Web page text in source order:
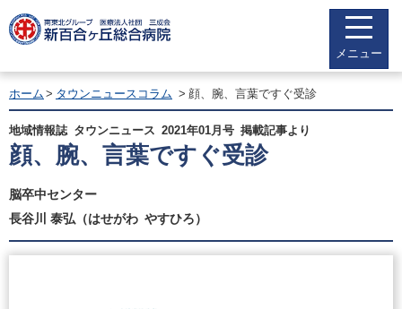
メニュー
ホーム タウンニュースコラム 顔、腕、言葉ですぐ受診
地域情報誌 タウンニュース 2021年01月号 掲載記事より
顔、腕、言葉ですぐ受診
脳卒中センター
長谷川 泰弘（はせがわ やすひろ）